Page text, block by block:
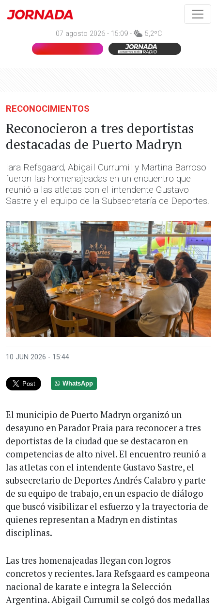
07 agosto 2026 - 15:09 - 5,2ºC
RECONOCIMIENTOS
Reconocieron a tres deportistas
destacadas de Puerto Madryn
Iara Refsgaard, Abigail Currumil y Martina Barroso
fueron las homenajeadas en un encuentro que
reunió a las atletas con el intendente Gustavo
Sastre y el equipo de la Subsecretaría de Deportes.
10 JUN 2026 - 15:44
WhatsApp
El municipio de Puerto Madryn organizó un
desayuno en Parador Praia para reconocer a tres
deportistas de la ciudad que se destacaron en
competencias de alto nivel. El encuentro reunió a
las atletas con el intendente Gustavo Sastre, el
subsecretario de Deportes Andrés Calabro y parte
de su equipo de trabajo, en un espacio de diálogo
que buscó visibilizar el esfuerzo y la trayectoria de
quienes representan a Madryn en distintas
disciplinas.
Las tres homenajeadas llegan con logros
concretos y recientes. Iara Refsgaard es campeona
nacional de karate e integra la Selección
Argentina. Abigail Currumil se colgó dos medallas